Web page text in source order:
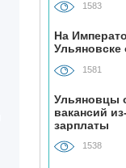
06.08, 17:00
В
QR-кодами
06.08, 16:22
В
участок
1583
На
1581
Ульяновцы
вакансий
зарплаты
1538